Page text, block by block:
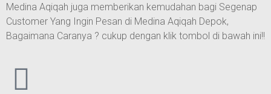
Medina Aqiqah juga memberikan kemudahan bagi Segenap
Customer Yang Ingin Pesan di Medina Aqiqah Depok,
Bagaimana Caranya ? cukup dengan klik tombol di bawah ini!!